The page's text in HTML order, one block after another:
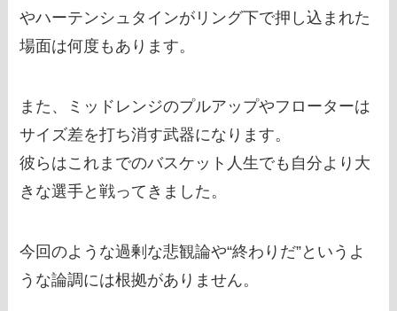
やハーテンシュタインがリング下で押し込まれた
場面は何度もあります。
また、ミッドレンジのプルアップやフローターは
サイズ差を打ち消す武器になります。
彼らはこれまでのバスケット人生でも自分より大
きな選手と戦ってきました。
今回のような過剰な悲観論や“終わりだ”というよ
うな論調には根拠がありません。